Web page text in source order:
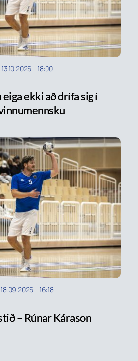
13.10.2025 - 18:00
ekki að drífa sig í
18.09.2025 - 16:18
– Rúnar Kárason